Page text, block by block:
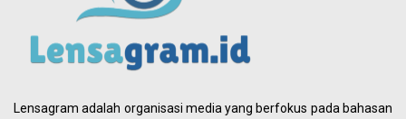
Lensagram adalah organisasi media yang berfokus pada bahasan